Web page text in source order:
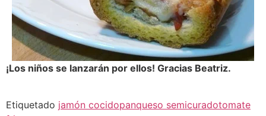
¡Los niños se lanzarán por ellos! Gracias Beatriz.
Etiquetado jamón cocidopanqueso semicuradotomate